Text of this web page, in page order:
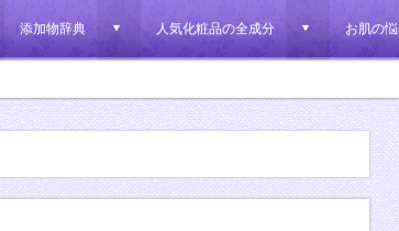
添加物辞典 d 人気化粧品の全成分 d お肌の